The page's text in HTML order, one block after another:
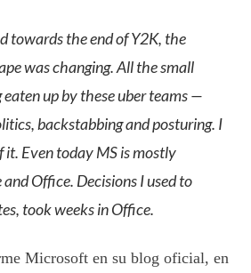
towards the end of Y2K, the
was changing. All the small
eaten up by these uber teams —
backstabbing and posturing. I
it. Even today MS is mostly
Office. Decisions I used to
took weeks in Office.
Microsoft en su blog oficial, en